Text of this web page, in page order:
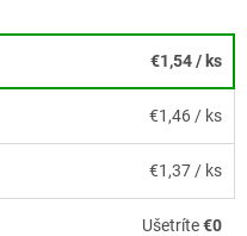
€1,54/ ks
€1,46 / ks
€1,37 / ks
Ušetríte€0